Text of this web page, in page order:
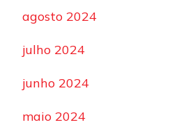
agosto 2024
julho 2024
junho 2024
maio 2024